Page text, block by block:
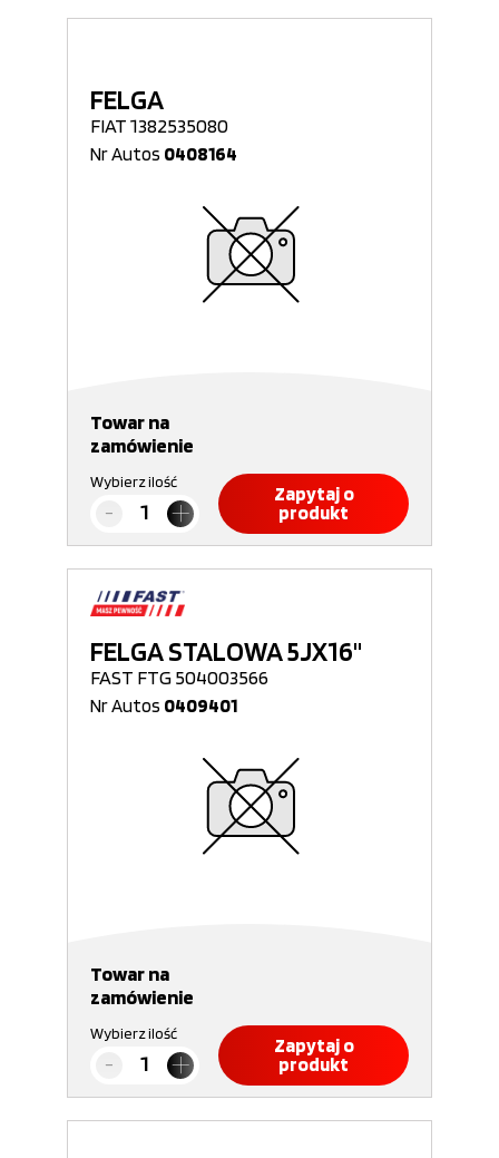
FELGA
FIAT 1382535080
Nr Autos 0408164
Towar na
zamówienie
Wybierz ilość
Zapytaj o
produkt
FELGA STALOWA 5JX16"
FAST FTG 504003566
Nr Autos 0409401
Towar na
zamówienie
Wybierz ilość
Zapytaj o
produkt